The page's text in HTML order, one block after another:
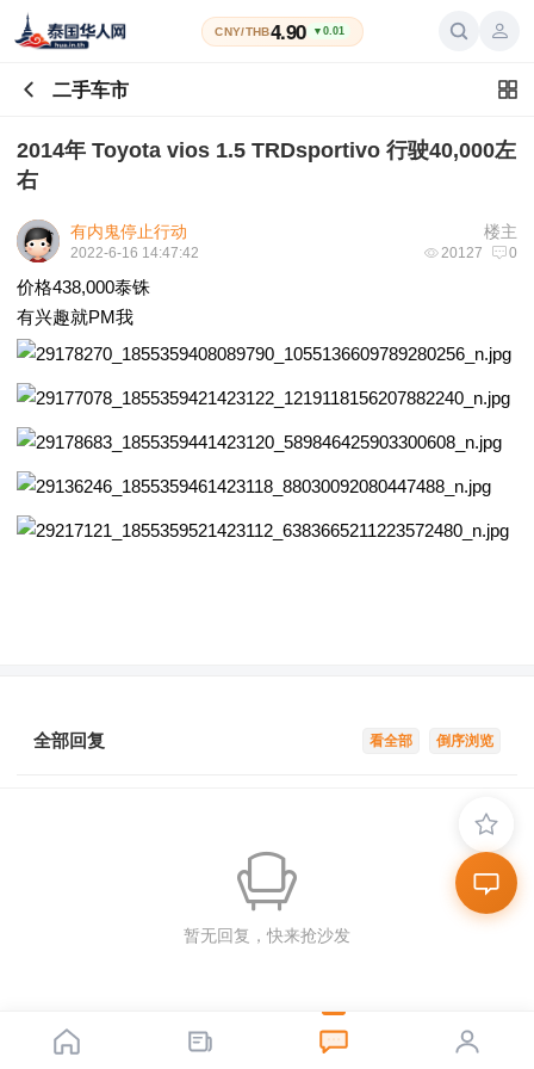
CNY/THB4.90 ▼0.01
二手车市
2014年 Toyota vios 1.5 TRDsportivo 行驶40,000左
右
楼主
有内鬼停止行动
20127 0
2022-6-16 14:47:42
价格438,000泰铢
有兴趣就PM我
倒序浏览
看全部
全部回复
暂无回复，快来抢沙发